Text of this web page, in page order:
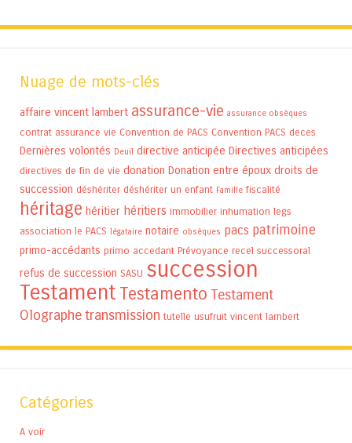
Nuage de mots-clés
affaire vincent lambert assurance-vie assurance obsèques
contrat assurance vie Convention de PACS Convention PACS deces
Dernières volontés Deuil directive anticipée Directives anticipées
directives de fin de vie donation Donation entre époux droits de
succession déshériter déshériter un enfant Famille fiscalité
héritage héritier héritiers immobilier inhumation legs
association le PACS légataire notaire obsèques pacs patrimoine
primo-accédants primo accedant Prévoyance recel successoral
refus de succession SASU succession
Testament Testamento Testament
Olographetransmission tutelle usufruit vincent lambert
Catégories
A voir